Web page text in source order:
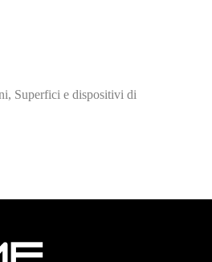
Superfici e dispositivi di